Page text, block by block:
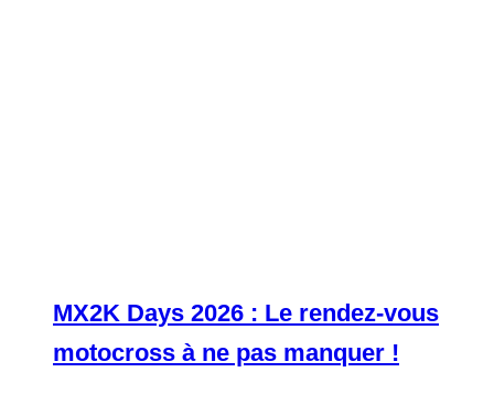
MX2K Days 2026 : Le rendez-vous
motocross à ne pas manquer !